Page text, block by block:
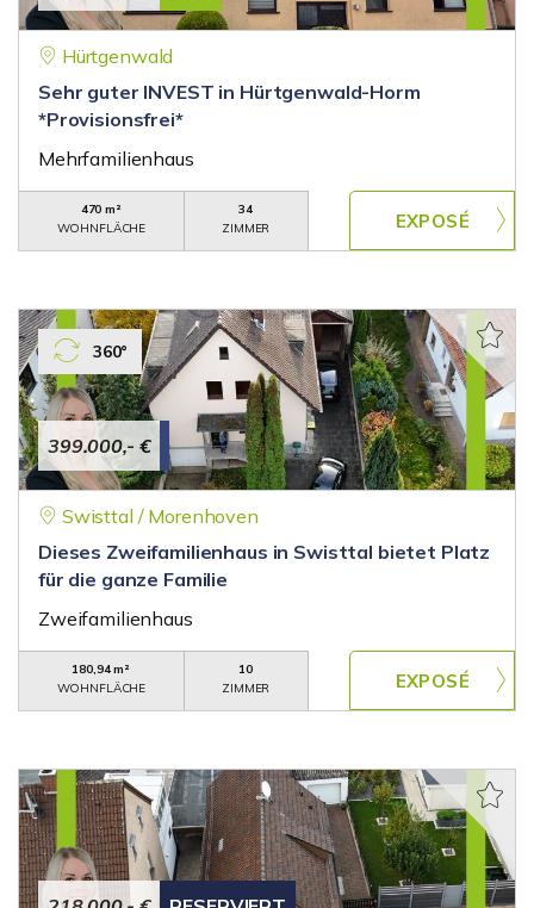
Hürtgenwald
Sehr guter INVEST in Hürtgenwald-Horm
*Provisionsfrei*
Mehrfamilienhaus
470 m²
WOHNFLÄCHE
34
ZIMMER
399.000,- €
360°
Swisttal / Morenhoven
Dieses Zweifamilienhaus in Swisttal bietet Platz
für die ganze Familie
Zweifamilienhaus
180,94 m²
WOHNFLÄCHE
10
ZIMMER